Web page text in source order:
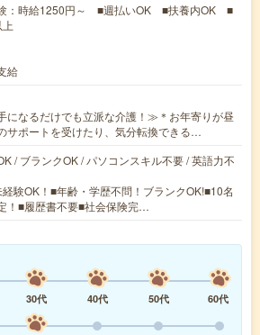
：時給1250円～ ■週払いOK ■扶養内OK ■
上
給
になるだけでも立派な介護！≫＊お年寄りが昼
サポートを受けたり、気分転換できる…
/ ブランクOK / パソコンスキル不要 / 英語力不
験OK！■年齢・学歴不問！ブランクOK!■10名
！■履歴書不要■社会保険完…
30代 40代 50代
60代